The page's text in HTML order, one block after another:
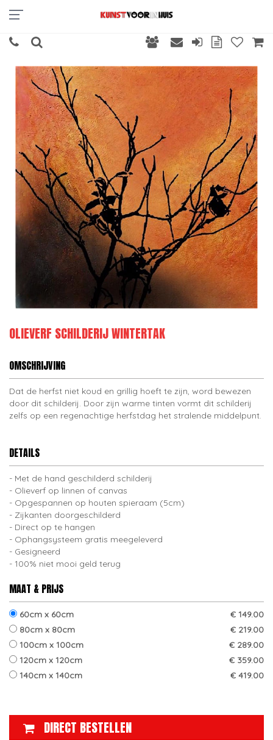
OLIEVERF SCHILDERIJ WINTERTAK
OMSCHRIJVING
Dat de herfst niet koud en grillig hoeft te zijn, word bewezen
door dit schilderij. Door zijn warme tinten vormt dit schilderij
zelfs op een regenachtige herfstdag het stralende middelpunt.
DETAILS
Met de hand geschilderd schilderij
Olieverf op linnen of canvas
Opgespannen op houten spieraam (5cm)
Zijkanten doorgeschilderd
Direct op te hangen
Ophangsysteem gratis meegeleverd
Gesigneerd
100% niet mooi geld terug
MAAT & PRIJS
60cm x 60cm
€ 149.00
80cm x 80cm
€ 219.00
100cm x 100cm
€ 289.00
120cm x 120cm
€ 359.00
140cm x 140cm
€ 419.00
DIRECT BESTELLEN